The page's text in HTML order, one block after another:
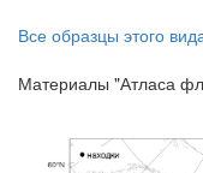
Все образцы этого
Материалы "Атласа